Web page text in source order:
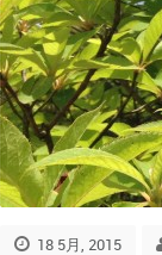
18 5月, 2015